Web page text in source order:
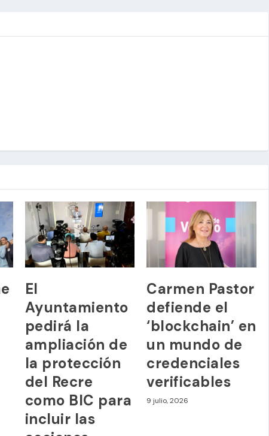
El
Ayuntamiento
pedirá la
ampliación de
la protección
del Recre
como BIC para
incluir las
Carmen Pastor
defiende el
‘blockchain’ en
un mundo de
credenciales
verificables
9 julio, 2026